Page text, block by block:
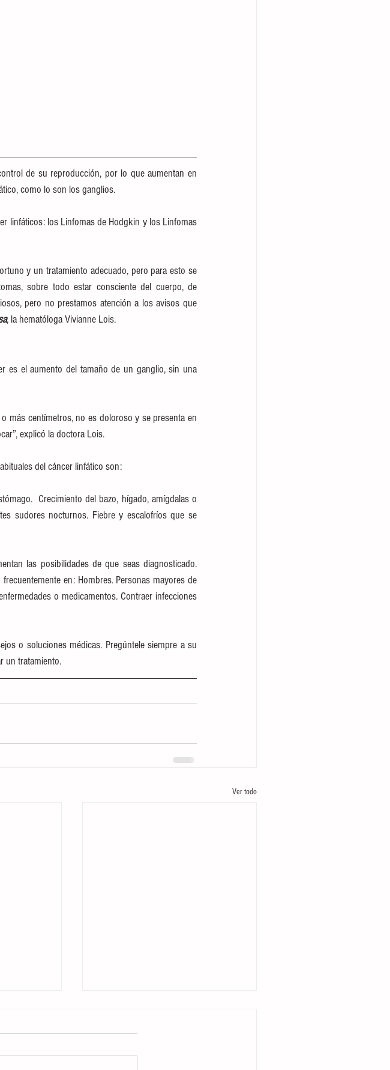
de su reproducción, por lo que aumentan en
como lo son los ganglios.
linfáticos: los Linfomas de Hodgkin y los Linfomas
y un tratamiento adecuado, pero para esto se
sobre todo estar consciente del cuerpo, de
pero no prestamos atención a los avisos que
, la hematóloga Vivianne Lois.
es el aumento del tamaño de un ganglio, sin una
más centímetros, no es doloroso y se presenta en
explicó la doctora Lois.
del cáncer linfático son:
Crecimiento del bazo, hígado, amígdalas o
sudores nocturnos. Fiebre y escalofríos que se
las posibilidades de que seas diagnosticado.
en: Hombres. Personas mayores de
o medicamentos. Contraer infecciones
o soluciones médicas. Pregúntele siempre a su
un tratamiento.
Ver todo